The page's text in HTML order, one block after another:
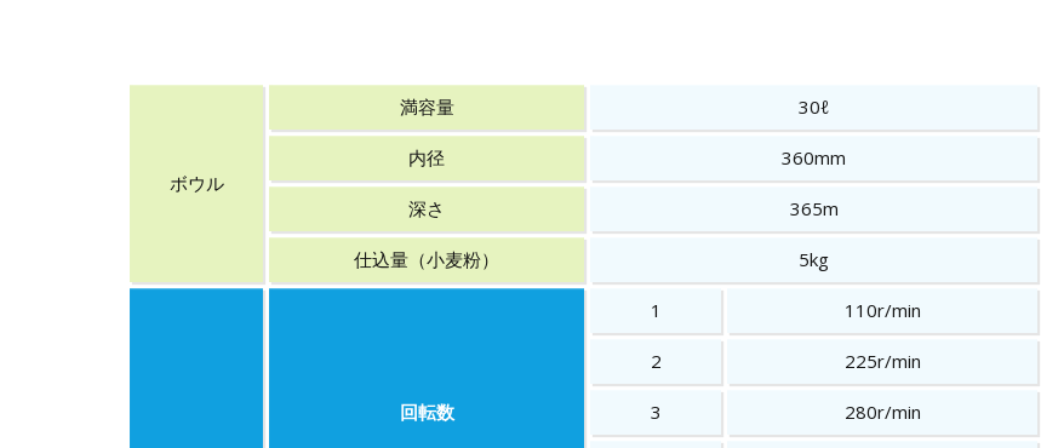
ボウル
満容量 30ℓ
内径 360mm
深さ 365m
仕込量（小麦粉） 5kg
回転数
1 110r/min
2 225r/min
3 280r/min